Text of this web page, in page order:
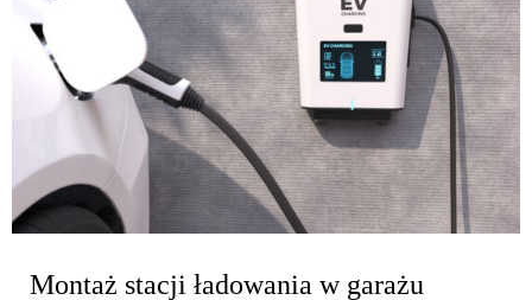
Montaż stacji ładowania w garażu